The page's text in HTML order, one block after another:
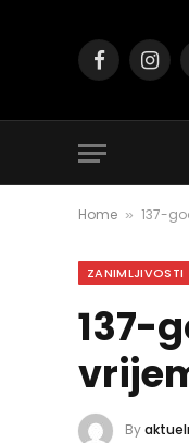
Facebook
Home » 137-
ZANIMLJIVOSTI
137-
By